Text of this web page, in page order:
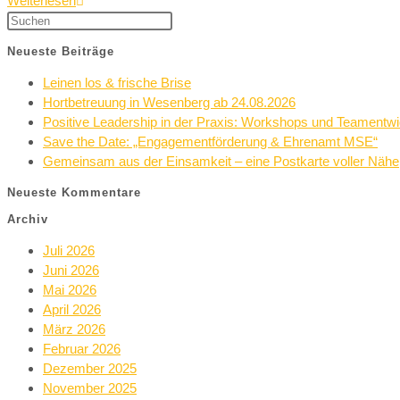
Neueste Beiträge
Leinen los & frische Brise
Hortbetreuung in Wesenberg ab 24.08.2026
Positive Leadership in der Praxis: Workshops und
Save the Date: „Engagementförderung & Ehrenamt MSE“
Gemeinsam aus der Einsamkeit – eine Postkarte voller Nähe
Neueste Kommentare
Archiv
Juli 2026
Juni 2026
Mai 2026
April 2026
März 2026
Februar 2026
Dezember 2025
November 2025